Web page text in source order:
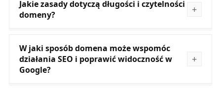
Jakie zasady dotyczą długości i czytelności
domeny?
W jaki sposób domena może wspomóc
działania SEO i poprawić widoczność w
Google?